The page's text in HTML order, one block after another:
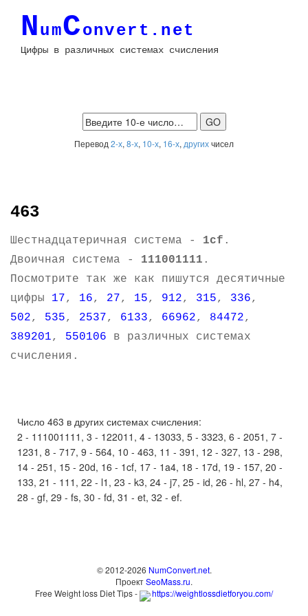
NumConvert.net
Цифры в различных системах счисления
Перевод 2-х, 8-х, 10-х, 16-х, другихчисел
463
Шестнадцатеричная система - 1cf .
Двоичная система - 111001111 .
Посмотрите так же как пишутся десятичные
цифры 17, 16, 27, 15, 912, 315, 336,
502, 535, 2537, 6133, 66962, 84472,
389201, 550106 в различных системах
счисления.
Число 463 в других системах счисления:
2 - 111001111, 3 - 122011, 4 - 13033, 5 - 3323, 6 - 2051, 7 -
1231, 8 - 717, 9 - 564, 10 - 463, 11 - 391, 12 - 327, 13 - 298,
14 - 251, 15 - 20d, 16 - 1cf, 17 - 1a4, 18 - 17d, 19 - 157, 20 -
133, 21 - 111, 22 - l1, 23 - k3, 24 - j7, 25 - id, 26 - hl, 27 - h4,
28 - gf, 29 - fs, 30 - fd, 31 - et, 32 - ef.
© 2012-2026 NumConvert.net.
ПроектSeoMass.ru.
Free Weight loss Diet Tips -
https://weightlossdietforyou.com/